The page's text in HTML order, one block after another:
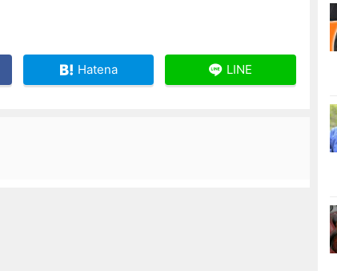
Hatena LINE